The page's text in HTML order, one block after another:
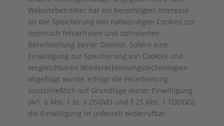
Websitebetreiber hat ein berechtigtes Interesse
an der Speicherung von notwendigen Cookies zur
technisch fehlerfreien und optimierten
Bereitstellung seiner Dienste. Sofern eine
Einwilligung zur Speicherung von Cookies und
vergleichbaren Wiedererkennungstechnologien
abgefragt wurde, erfolgt die Verarbeitung
ausschließlich auf Grundlage dieser Einwilligung
(Art. 6 Abs. 1 lit. a DSGVO und § 25 Abs. 1 TDDDG);
die Einwilligung ist jederzeit widerrufbar.